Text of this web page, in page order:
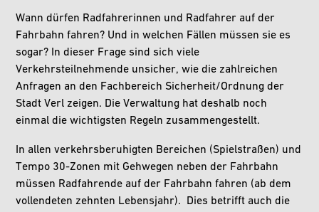
Wann dürfen Radfahrerinnen und Radfahrer auf der
Fahrbahn fahren? Und in welchen Fällen müssen sie es
sogar? In dieser Frage sind sich viele
Verkehrsteilnehmende unsicher, wie die zahlreichen
Anfragen an den Fachbereich Sicherheit/Ordnung der
Stadt Verl zeigen. Die Verwaltung hat deshalb noch
einmal die wichtigsten Regeln zusammengestellt.
In allen verkehrsberuhigten Bereichen (Spielstraßen) und
Tempo 30-Zonen mit Gehwegen neben der Fahrbahn
müssen Radfahrende auf der Fahrbahn fahren (ab dem
vollendeten zehnten Lebensjahr).
Dies betrifft auch die